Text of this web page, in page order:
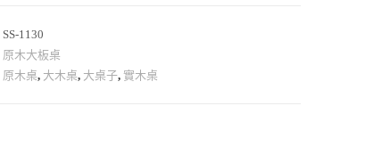
SS-1130
原木大板桌
原木桌, 大木桌, 大桌子,實木桌